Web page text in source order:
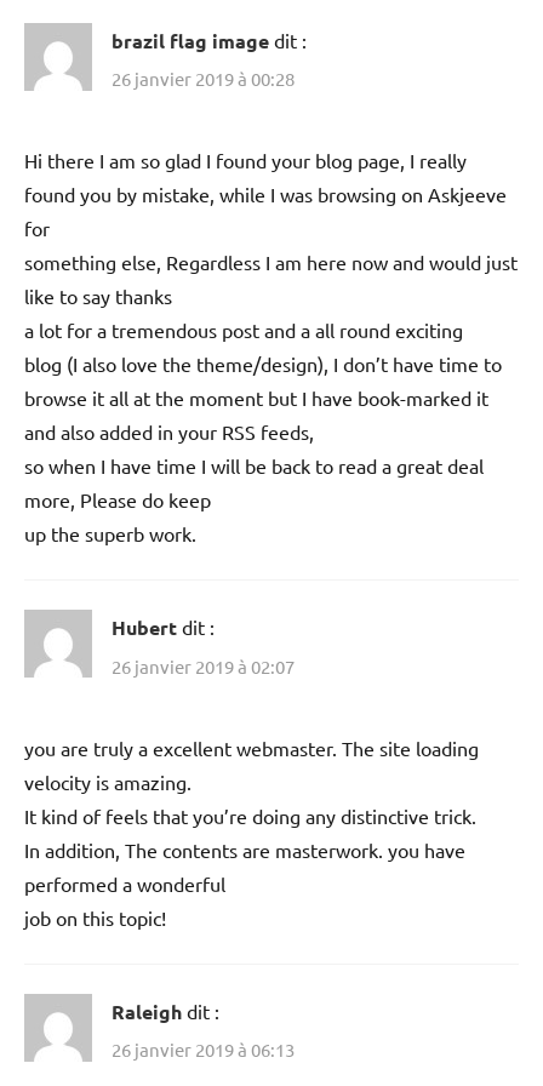
brazil flag image dit :
26 janvier 2019 à 00:28
Hi there I am so glad I found your blog page, I really
found you by mistake, while I was browsing on Askjeeve
for
something else, Regardless I am here now and would just
like to say thanks
a lot for a tremendous post and a all round exciting
blog (I also love the theme/design), I don’t have time to
browse it all at the moment but I have book-marked it
and also added in your RSS feeds,
so when I have time I will be back to read a great deal
more, Please do keep
up the superb work.
Hubert dit :
26 janvier 2019 à 02:07
you are truly a excellent webmaster. The site loading
velocity is amazing.
It kind of feels that you’re doing any distinctive trick.
In addition, The contents are masterwork. you have
performed a wonderful
job on this topic!
Raleigh dit :
26 janvier 2019 à 06:13